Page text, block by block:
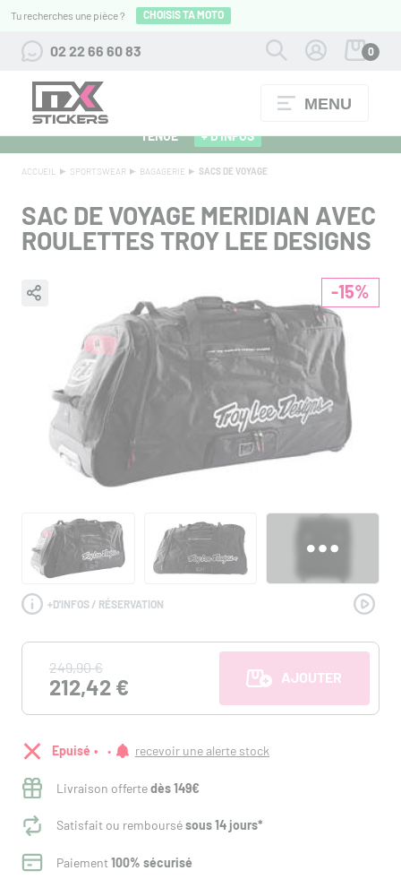
Tu recherches une pièce ? CHOISIS TA MOTO
02 22 66 60 83 0
MENU
ALPINESTARS 27 : FLOCAGE OFFERT POUR L'ACHAT D'UNE
TENUE
+ D'INFOS
ACCUEIL SPORTSWEAR BAGAGERIE SACS DE VOYAGE
SAC DE VOYAGE MERIDIAN AVEC
ROULETTES TROY LEE DESIGNS
-15%
+D'INFOS / RÉSERVATION
249,90 €
212,42 € AJOUTER AU
Epuisé recevoir une alerte stock
Livraison offertedès 149€
Satisfait ou remboursésous 14 jours*
Paiement100% sécurisé